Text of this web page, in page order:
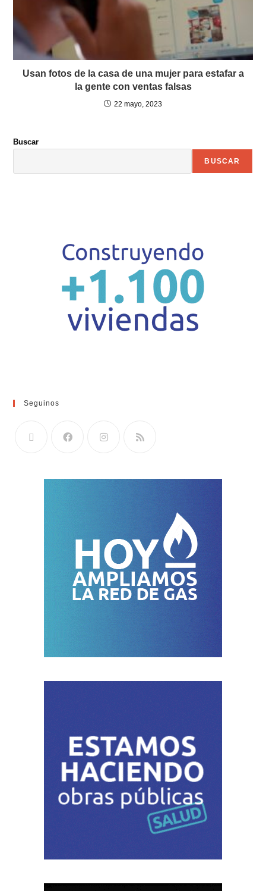
Usan fotos de la casa de una mujer para estafar a
la gente con ventas falsas
22 mayo, 2023
Buscar
BUSCAR
Seguinos